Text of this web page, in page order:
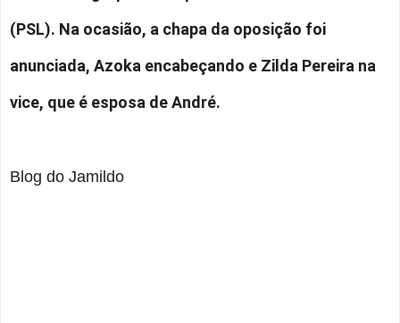
(PSL). Na ocasião, a chapa da oposição foi
anunciada, Azoka encabeçando e Zilda Pereira na
vice, que é esposa de André.
Blog do Jamildo